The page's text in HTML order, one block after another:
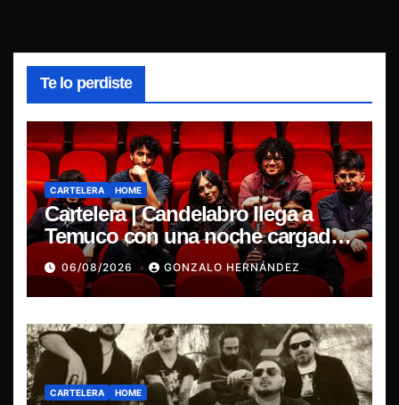
Te lo perdiste
CARTELERA HOME
Cartelera | Candelabro llega a
Temuco con una noche cargada
de indie
06/08/2026 GONZALO HERNÁNDEZ
CARTELERA HOME